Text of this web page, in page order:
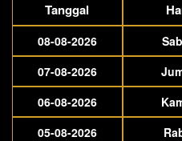
Tanggal
08-08-2026
07-08-2026
06-08-2026
05-08-2026